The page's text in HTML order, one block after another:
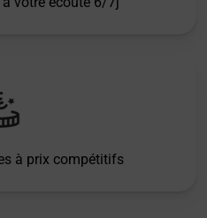
à prix compétitifs